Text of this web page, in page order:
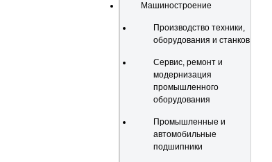
Машиностроение
Производство техники,
оборудования и станков
Сервис, ремонт и
модернизация
промышленного
оборудования
Промышленные и
автомобильные
подшипники